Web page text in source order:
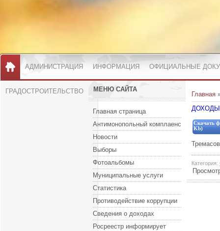
АДМИНИСТРАЦИЯ ИНФОРМАЦИЯ ОФИЦИАЛЬНЫЕ
ГРАДОСТРОИТЕЛЬСТВО МЕНЮ САЙТА
Главная страница
Антимонопольный комплаенс
Новости
Выборы
Фотоальбомы
Муниципальные услуги
Статистика
Противодействие коррупции
Сведения о доходах
Росреестр информирует
Главная
ДОХОДЫ
Скачать
Kb)
Категория: